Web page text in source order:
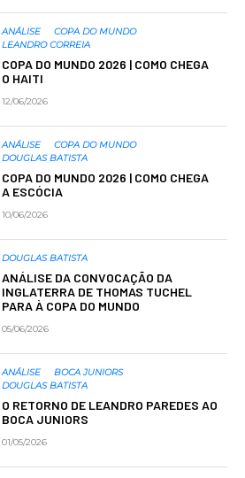
ANÁLISE
COPA DO MUNDO
LEANDRO CORREIA
COPA DO MUNDO 2026 | COMO CHEGA
O HAITI
12/06/2026
ANÁLISE
COPA DO MUNDO
DOUGLAS BATISTA
COPA DO MUNDO 2026 | COMO CHEGA
A ESCÓCIA
10/06/2026
DOUGLAS BATISTA
ANÁLISE DA CONVOCAÇÃO DA
INGLATERRA DE THOMAS TUCHEL
PARA À COPA DO MUNDO
05/06/2026
ANÁLISE
BOCA JUNIORS
DOUGLAS BATISTA
O RETORNO DE LEANDRO PAREDES AO
BOCA JUNIORS
01/05/2026